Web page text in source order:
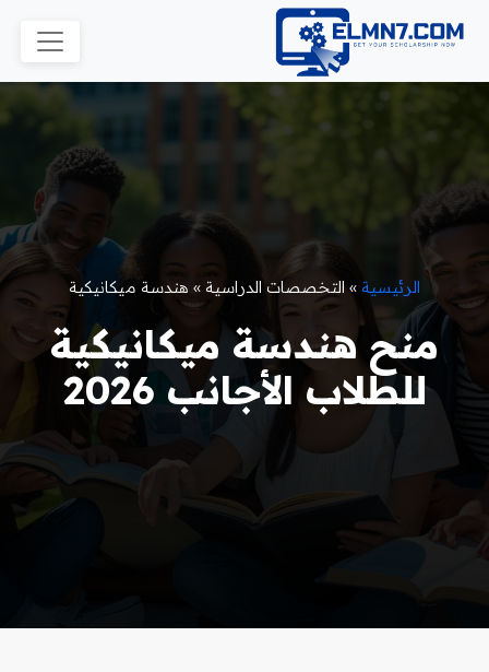
الرئيسية »التخصصات الدراسية » هندسة ميكانيكية
منح هندسة ميكانيكية
للطلاب الأجانب 2026